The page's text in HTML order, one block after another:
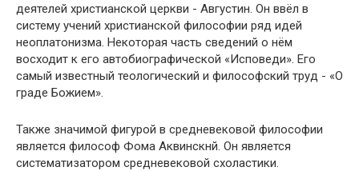
деятелей христианской церкви - Августин. Он ввёл в
систему учений христианской философии ряд идей
неоплатонизма. Некоторая часть сведений о нём
восходит к его автобиографической «Исповеди». Его
самый известный теологический и философский труд - «О
граде Божием».
Также значимой фигурой в средневековой философии
является философ Фома Аквинскнй. Он является
систематизатором средневековой схоластики.